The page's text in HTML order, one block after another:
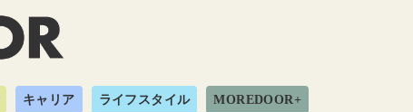
キャリア ライフスタイル MOREDOOR+